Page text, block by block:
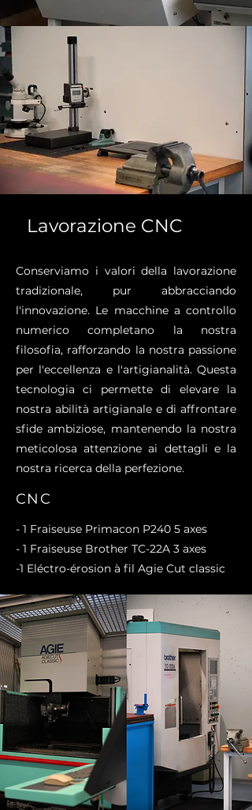
Lavorazione CNC
Conserviamo i valori della lavorazione
tradizionale, pur abbracciando
l'innovazione. Le macchine a controllo
numerico completano la nostra
filosofia, rafforzando la nostra passione
per l'eccellenza e l'artigianalità. Questa
tecnologia ci permette di elevare la
nostra abilità artigianale e di affrontare
sfide ambiziose, mantenendo la nostra
meticolosa attenzione ai dettagli e la
nostra ricerca della perfezione.
CNC
- 1 Fraiseuse Primacon P240 5 axes
- 1 Fraiseuse Brother TC-22A 3 axes
-1 Eléctro-érosion à fil Agie Cut classic